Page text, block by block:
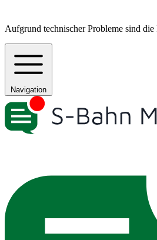
Aufgrund technischer Probleme sind
Navigation